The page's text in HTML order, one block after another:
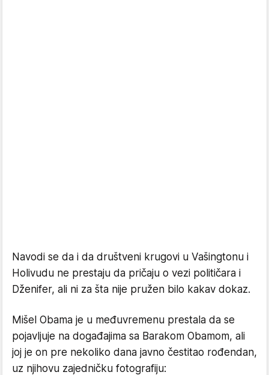
Navodi se da i da društveni krugovi u Vašingtonu i
Holivudu ne prestaju da pričaju o vezi političara i
Dženifer, ali ni za šta nije pružen bilo kakav dokaz.
Mišel Obama je u međuvremenu prestala da se
pojavljuje na događajima sa Barakom Obamom, ali
joj je on pre nekoliko dana javno čestitao rođendan,
uz njihovu zajedničku fotografiju: